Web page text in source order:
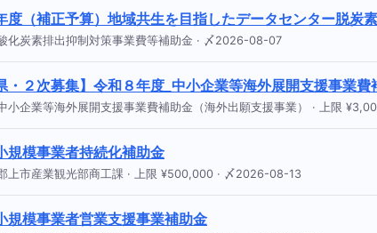
度（補正予算）地域共生を目指したデータセンター脱炭
化炭素排出抑制対策事業費等補助金 · 〆2026-08-07
・２次募集】令和８年度_中小企業等海外展開支援事業費
小企業等海外展開支援事業費補助金（海外出願支援事業） · 上限
規模事業者持続化補助金
上市産業観光部商工課 · 上限 ¥500,000 · 〆2026-08-13
規模事業者営業支援事業補助金